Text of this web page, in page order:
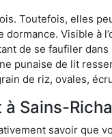
Toutefois, elles
dormance. Visible
de se faufiler
punaise de lit
de riz, ovales,
Sains-
savoir que